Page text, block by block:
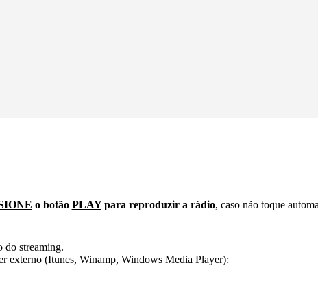
o botão PLAYpara reproduzir a rádio, caso não toque
do streaming.
externo (Itunes, Winamp, Windows Media Player):